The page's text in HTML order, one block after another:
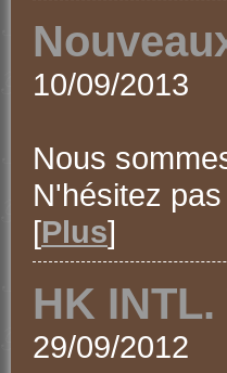
10/09/2013
Nous
N'hésitez
[Plus]
HK
29/09/2012